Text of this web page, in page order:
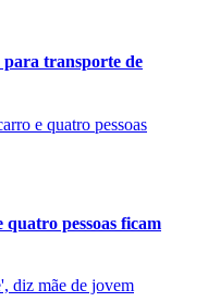
para transporte de
pessoas ficam